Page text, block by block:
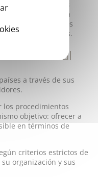
durante los
la Hemostasia y la
y encuentros
en ambos campos.
mundial
a través de sus
los procedimientos
objetivo: ofrecer a
en términos de
criterios estrictos de
organización y sus